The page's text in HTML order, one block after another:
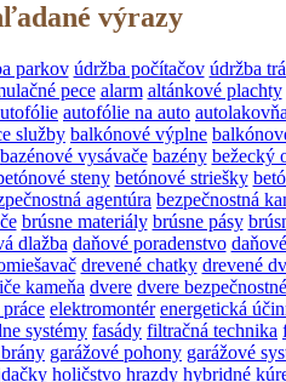
výrazy
parkov údržba počítačov údržba
pece alarm altánkové plachty
autofólie na auto autolakovňa
služby balkónové výplne
bazénové vysávače bazény bežecký
steny betónové striešky
agentúra bezpečnostná
brúsne materiály brúsne pásy
dlažba daňové poradenstvo
drevené chatky drevené
kameňa dvere dvere bezpečnostné
elektromontér energetická
systémy fasády filtračná technika
garážové pohony garážové
holičstvo hrazdy hybridné